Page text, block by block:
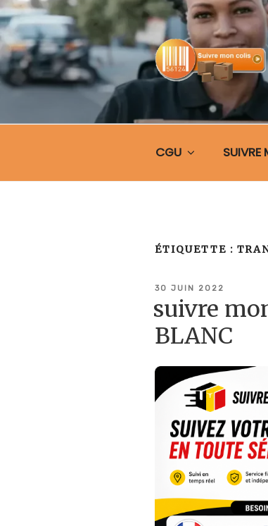
Aller
au
contenu
principal
CGU SUIVRE
ÉTIQUETTE :
PUBLIÉ
30 JUIN 2022
suivre
BLANC